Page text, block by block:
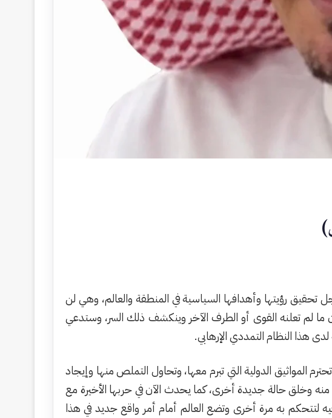
تحقيق رؤيتها وأهدافها السياسية في المنطقة والعالم، وهي لن
ما لم تعلنه القوى أو الطرف الآخر وينكشف ذلك السر، وستدعي
هذا النظام التمددي الإرهابي.
المواثيق الدولية التي تبرم معها، وتحاول التملص منها وإيجاد
وخلق حالة جديدة أخرى، كما يحدث الآن في حربها الأخيرة مع
لتتحكم به مرة أخرى وتضع العالم أمام أمر واقع جديد في هذا